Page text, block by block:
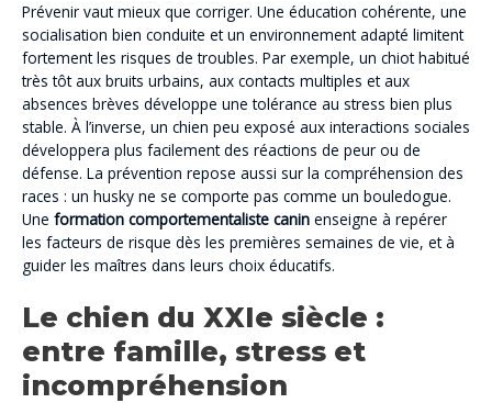
Prévenir vaut mieux que corriger. Une éducation cohérente, une
socialisation bien conduite et un environnement adapté limitent
fortement les risques de troubles. Par exemple, un chiot habitué
très tôt aux bruits urbains, aux contacts multiples et aux
absences brèves développe une tolérance au stress bien plus
stable. À l’inverse, un chien peu exposé aux interactions sociales
développera plus facilement des réactions de peur ou de
défense. La prévention repose aussi sur la compréhension des
races : un husky ne se comporte pas comme un bouledogue.
Une formation comportementaliste canin enseigne à repérer
les facteurs de risque dès les premières semaines de vie, et à
guider les maîtres dans leurs choix éducatifs.
Le chien du XXIe siècle :
entre famille, stress et
incompréhension